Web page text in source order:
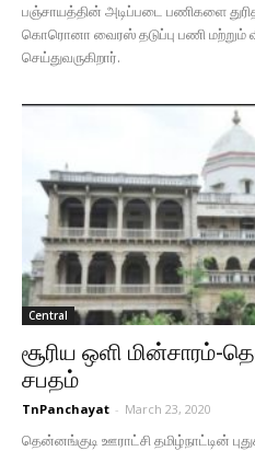
பஞ்சாயத்தின் அடிப்படை பணிகளை
கொரொனா வைரஸ் தடுப்பு பணி மற்றும்
செய்துவருகிறார்.
Central
சூரிய ஒளி மின்சாரம்-
சபதம்
TnPanchayat - March 23, 2020
தென்னங்குடி ஊராட்சி தமிழ்நாட்டின்